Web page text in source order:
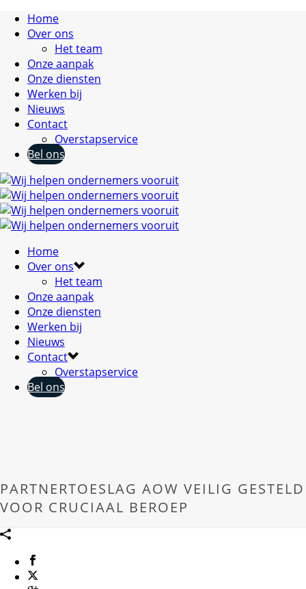
Home
Over ons
Het team
Onze aanpak
Onze diensten
Werken bij
Nieuws
Contact
Overstapservice
Bel ons
Home
Over ons
Het team
Onze aanpak
Onze diensten
Werken bij
Nieuws
Contact
Overstapservice
Bel ons
PARTNERTOESLAG AOW VEILIG GESTELD
VOOR CRUCIAAL BEROEP